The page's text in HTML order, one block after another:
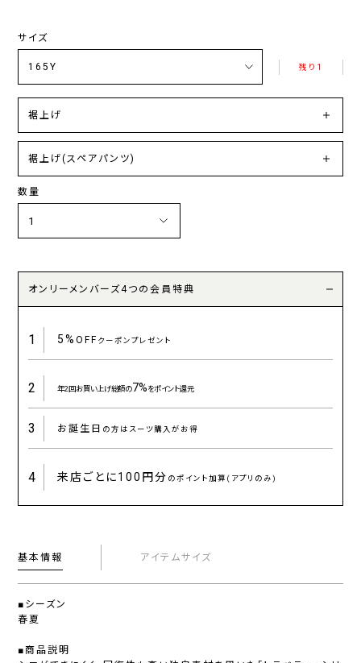
サイズ
残り1
裾上げ
裾上げ(スペアパンツ)
数量
オンリーメンバーズ4つの会員特典
1 5%OFFクーポンプレゼント
2 年2回お買い上げ総額の7%をポイント還元
3 お誕生日 の方はスーツ購入がお得
4 来店ごとに100円分 のポイント加算(アプリのみ)
基本情報 アイテムサイズ
■シーズン
春夏
■商品説明